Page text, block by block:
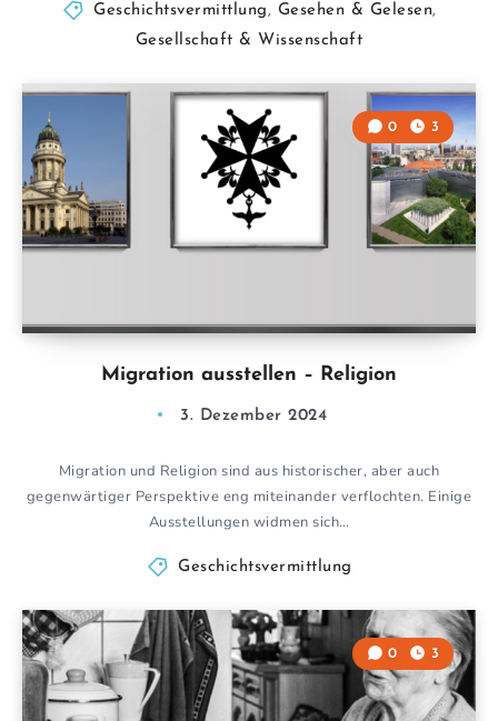
Geschichtsvermittlung , Gesehen & Gelesen,
Gesellschaft & Wissenschaft
Migration ausstellen – Religion
0 3
3. Dezember 2024
Migration und Religion sind aus historischer, aber auch
gegenwärtiger Perspektive eng miteinander verflochten. Einige
Ausstellungen widmen sich…
Geschichtsvermittlung
0 3